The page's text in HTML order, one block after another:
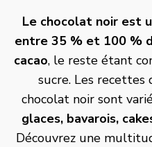
Le chocolat noir est
entre 35 % et 100 %
cacao, le reste étant
sucre. Les recettes
chocolat noir sont
glaces, bavarois,
Découvrez une